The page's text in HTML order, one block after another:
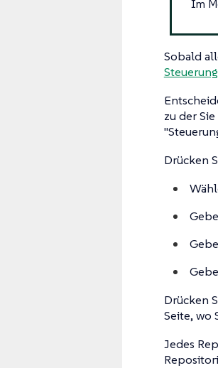
Im
Sobald
zu der
Drücken
Drücken
Seite, wo
Jedes